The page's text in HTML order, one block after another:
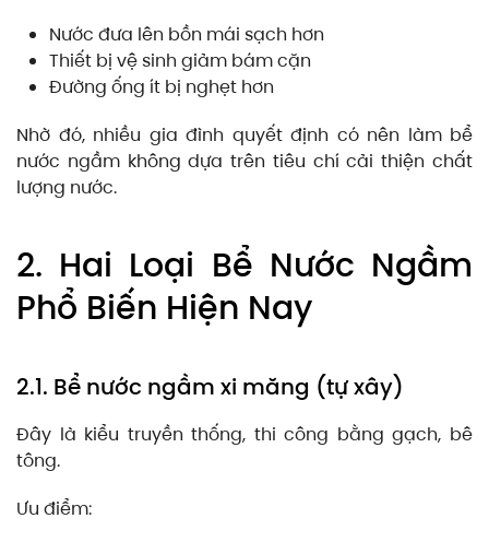
Nước đưa lên bồn mái sạch hơn
Thiết bị vệ sinh giảm bám cặn
Đường ống ít bị nghẹt hơn
Nhờ đó, nhiều gia đình quyết định có nên làm bể
nước ngầm không dựa trên tiêu chí cải thiện chất
lượng nước.
2. Hai Loại Bể Nước Ngầm
Phổ Biến Hiện Nay
2.1. Bể nước ngầm xi măng (tự xây)
Đây là kiểu truyền thống, thi công bằng gạch, bê
tông.
Ưu điểm: